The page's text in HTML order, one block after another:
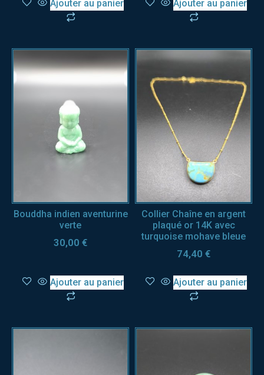
Ajouter au panier Ajouter au panier
Bouddha indien aventurine
verte
30,00 €
Ajouter au panier
Collier Chaîne en argent
plaqué or 14K avec
turquoise mohave bleue
74,40 €
Ajouter au panier